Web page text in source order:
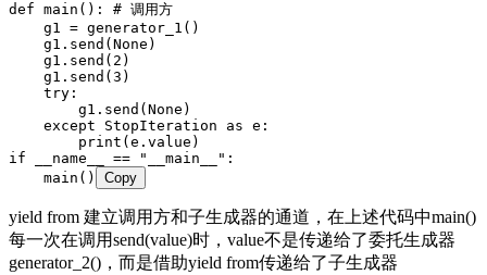
def main () : # 调用方
    g1
= generator_1 ()
    g1
. send ( None )
    g1
. send ( 2 )
    g1
. send ( 3 )
    try
:
        g1
. send ( None )
    except
StopIteration as e :
        print
( e.value )
if __name__ == " __main__ " :
    main
() Copy
yield from 建立调用方和子生成器的通道，在上述代码中main()
每一次在调用send(value)时，value不是传递给了委托生成器
generator_2()，而是借助yield from传递给了子生成器